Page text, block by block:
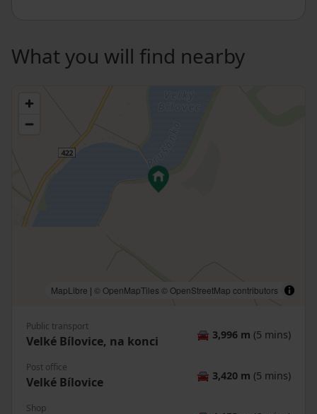
What you will find nearby
MapLibre | © OpenMapTiles © OpenStreetMap contributors
Public transport
Velké Bílovice, na konci 🚘 3,996 m (5 mins)
Post office
Velké Bílovice 🚘 3,420 m (5 mins)
Shop